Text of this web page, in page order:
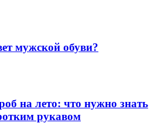
мужской обуви?
на лето: что нужно знать
рукавом